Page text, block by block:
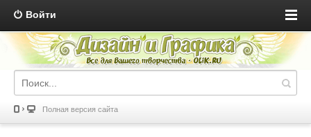
Войти
Полная версия сайта